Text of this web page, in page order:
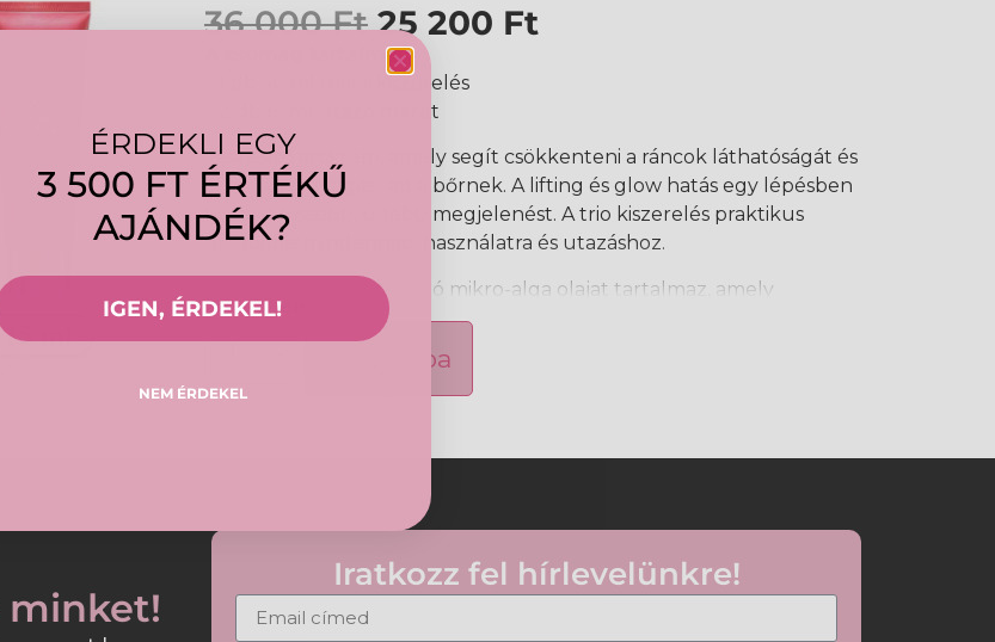
36 000Ft 25 200 Ft
A csomag tartalma:
– 1 db 50 ml teljes kiszerelés
– 2 db 15 ml utazó méret
Feszesítő arckrém, amely segít csökkenteni a ráncok láthatóságát és
azonnali ragyogást ad a bőrnek. A lifting és glow hatás egy lépésben
biztosít frissebb, üdébb megjelenést. A trio kiszerelés praktikus
megoldás mindennapi használatra és utazáshoz.
A formula ultra-korrigáló mikro-alga olajat tartalmaz, amely
támogatja a bőr feszességét és segíti a ráncok megjelenésének
mérséklését. A paradicsom kivonat enyhe, természetes tónust ad,
így a bőr egységesebbnek és élénkebbnek tűnik már az első
használat után. Rendszeres alkalmazás mellett a bőr simábbnak és
biztosít. Univerzális árnyalata alkalmazkodik a különböző
bőrtónusokhoz. Finom, virágos-pézsmás illata kellemes szenzoros
élményt nyújt.
Tulajdonságok:
Bővebben
Kosárba
Iratkozz fel hírlevelünkre!
minket!
ÉRDEKLI EGY
3 500 FT ÉRTÉKŰ
AJÁNDÉK?
IGEN, ÉRDEKEL!
NEM ÉRDEKEL